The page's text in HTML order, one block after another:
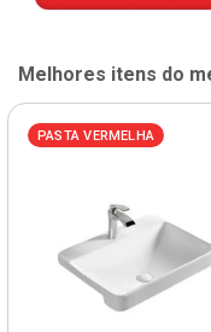
Melhores itens do
PASTA VERMELHA